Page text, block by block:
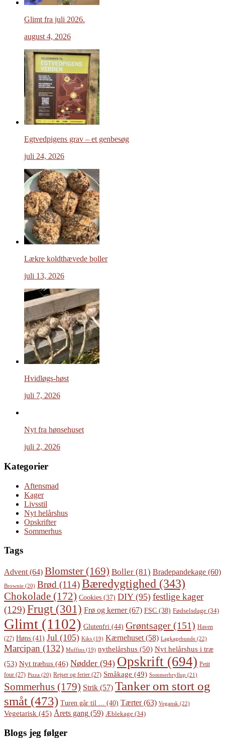
Glimt fra juli 2026.
august 4, 2026
Egtvedpigens grav – et genbesøg
juli 24, 2026
Lækre koldthævede boller
juli 13, 2026
Hvidløgs-høst
juli 7, 2026
Nyt fra hønsehuset
juli 2, 2026
Kategorier
Aftensmad
Kager
Livsstil
Nyt helårshus
Opskrifter
Sommerhus
Tags
Advent (64) Blomster (169) Boller (81) Bradepandekage (60)
Brownie (20) Brød (114)Bæredygtighed (343)
Chokolade (172) Cookies (37) DIY(95) festlige kager
(129)Frugt (301) Frø og kerner(67) FSC (38) Fødselsdage (34)
Glimt (1102) Glutenfri (44) Grøntsager (151) Haven
(27) Høns (41) Jul (105) Kiks (19) Kærnehuset (58) Lagkagebunde (22)
Marcipan (132) Muffins (19) nythelårshus (50) Nyt helårshus i træ
(53) Nyt træhus (46) Nødder (94) Opskrift (694) Petit
four (27) Pizza (20) Rejser og ferier (27) Småkage (49) Sommerbryllup (21)
Sommerhus (179) Strik (57) Tanker om stort og
småt (473) Turen går til ... (40) Tærter(63) Vegansk (22)
Vegetarisk (45) Årets gang (59) Æblekage (34)
Blogs jeg følger